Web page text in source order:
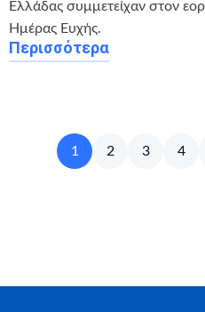
Ελλάδας συμμετείχαν στον
Ημέρας Ευχής.
Περισσότερα
1 2 3 4